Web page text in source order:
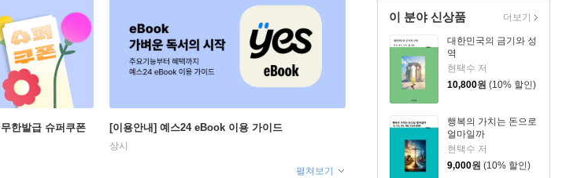
이 분야 신상품
대한민국의 금기와 성
역
현택수 저
10,800원 (10% 할인)
행복의 가치는 돈으로
얼마일까
현택수 저
9,000원 (10% 할인)
더보기
한발급 슈퍼쿠폰 [이용안내] 예스24 eBook 이용 가이드
상시
펼쳐보기